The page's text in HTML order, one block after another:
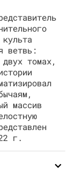
ветвь:
томах,
массив
г.